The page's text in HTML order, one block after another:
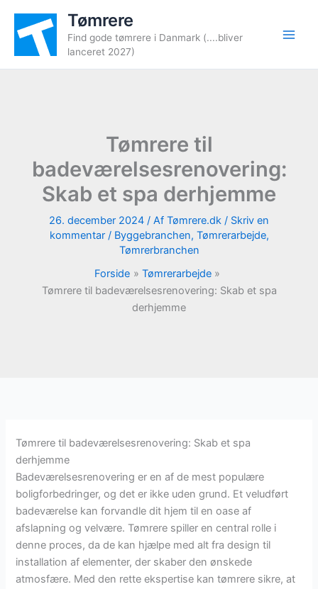
indholdet
Tømrere
Find gode tømrere i Danmark (....bliver
lanceret 2027)
Tømrere til
badeværelsesrenovering:
Skab et spa derhjemme
26. december 2024 / Af Tømrere.dk / Skriv en
kommentar / Byggebranchen, Tømrerarbejde,
Tømrerbranchen
Forside
Tømrerarbejde
Tømrere til badeværelsesrenovering: Skab et spa
derhjemme
Tømrere til badeværelsesrenovering: Skab et spa
derhjemme
Badeværelsesrenovering er en af de mest populære
boligforbedringer, og det er ikke uden grund. Et veludført
badeværelse kan forvandle dit hjem til en oase af
afslapning og velvære. Tømrere spiller en central rolle i
denne proces, da de kan hjælpe med alt fra design til
installation af elementer, der skaber den ønskede
atmosfære. Med den rette ekspertise kan tømrere sikre, at